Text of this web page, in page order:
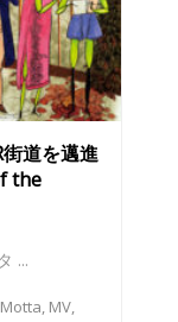
道を邁進
the
...
, MV,